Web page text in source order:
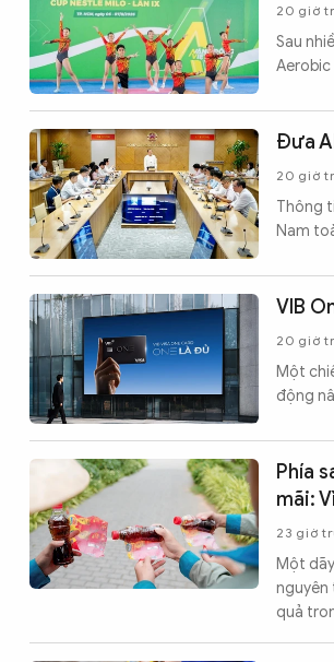
20 giờ
Sau
Aerobic
Đưa
20 giờ
Thông
Nam
VIB
20 giờ
Một
động
Phía
mãi:
23 giờ
Một
nguyên
quả